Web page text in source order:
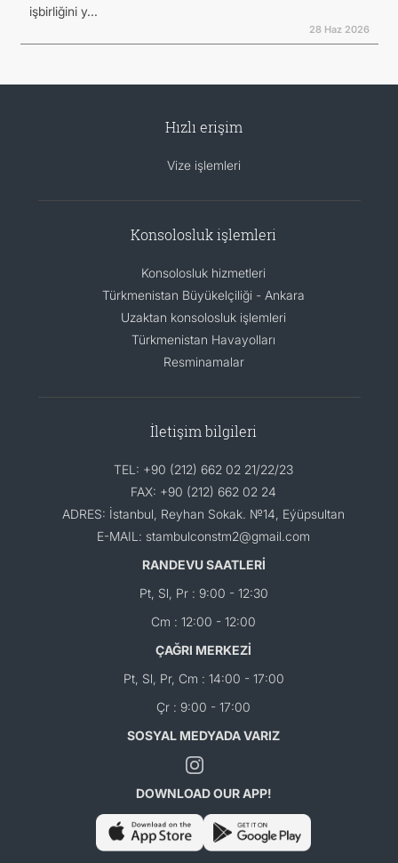
işbirliğini y...
28 Haz 2026
Hızlı erişim
Vize işlemleri
Konsolosluk işlemleri
Konsolosluk hizmetleri
Türkmenistan Büyükelçiliği - Ankara
Uzaktan konsolosluk işlemleri
Türkmenistan Havayolları
Resminamalar
İletişim bilgileri
TEL: +90 (212) 662 02 21/22/23
FAX: +90 (212) 662 02 24
ADRES: İstanbul, Reyhan Sokak. №14, Eýüpsultan
E-MAIL: stambulconstm2@gmail.com
RANDEVU SAATLERİ
Pt, Sl, Pr : 9:00 - 12:30
Cm : 12:00 - 12:00
ÇAĞRI MERKEZİ
Pt, Sl, Pr, Cm : 14:00 - 17:00
Çr : 9:00 - 17:00
SOSYAL MEDYADA VARIZ
DOWNLOAD OUR APP!